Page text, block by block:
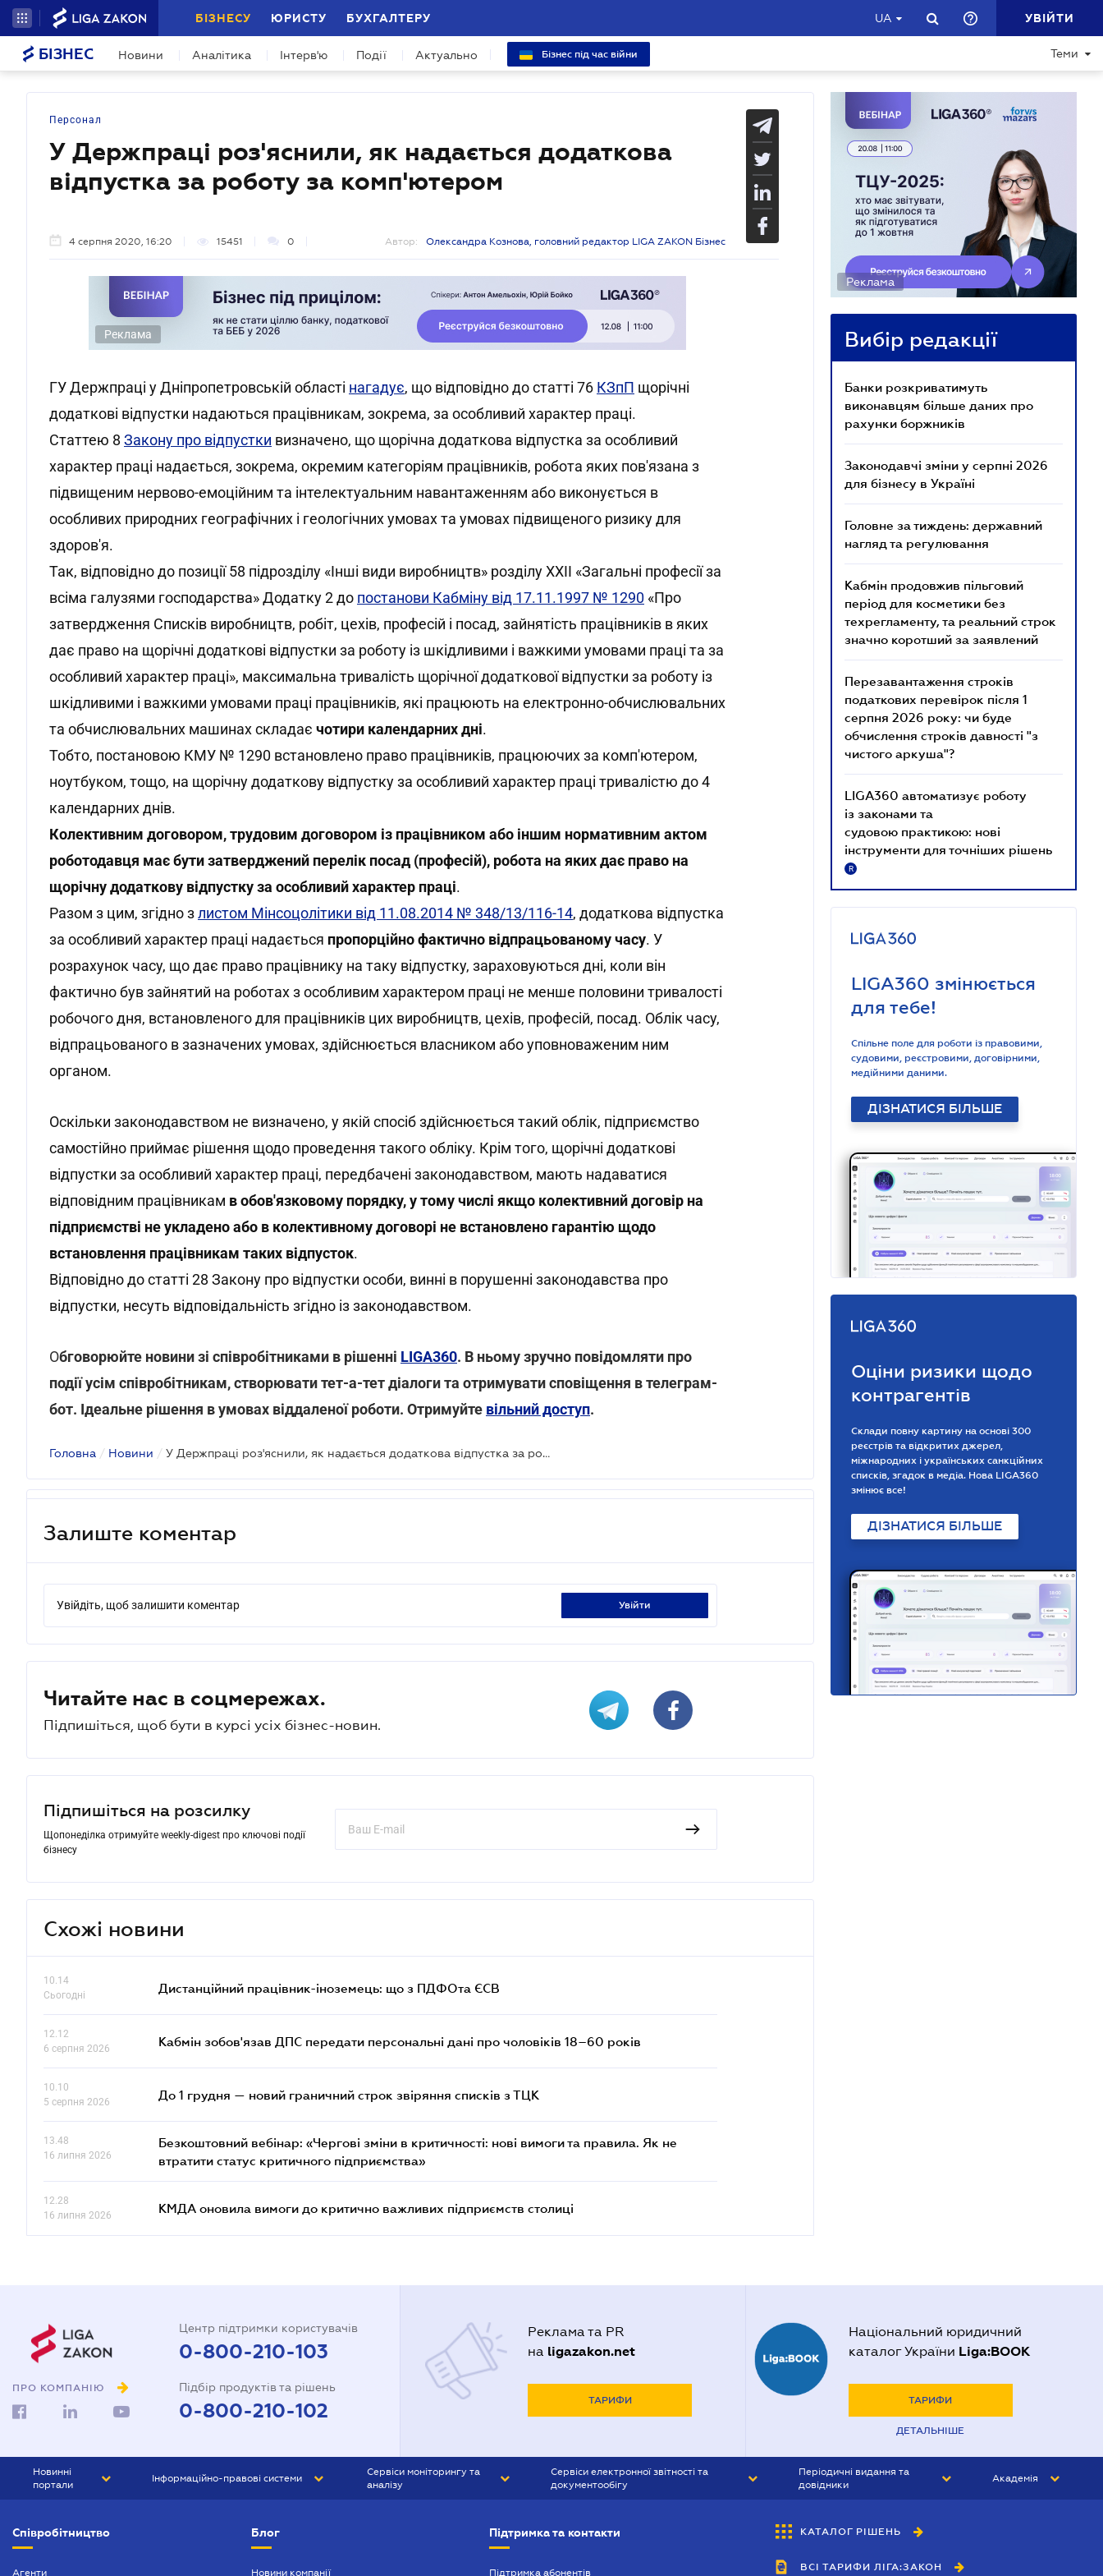
БІЗНЕСУ ЮРИСТУ БУХГАЛТЕРУ UA УВІЙТИ
БІЗНЕС Новини Аналітика Інтерв'ю Події Актуально Бізнес під час війни Теми
Персонал
У Держпраці роз'яснили, як надається додаткова
відпустка за роботу за комп'ютером
4 серпня 2020, 16:20 15451 0 Автор: Олександра Кознова, головний редактор LIGA ZAKON Бізнес
Реклама
ГУ Держпраці у Дніпропетровській області нагадує, що відповідно до статті 76 КЗпП щорічні
додаткові відпустки надаються працівникам, зокрема, за особливий характер праці.
Статтею 8 Закону про відпустки визначено, що щорічна додаткова відпустка за особливий
характер праці надається, зокрема, окремим категоріям працівників, робота яких пов'язана з
підвищеним нервово-емоційним та інтелектуальним навантаженням або виконується в
особливих природних географічних і геологічних умовах та умовах підвищеного ризику для
здоров'я.
Так, відповідно до позиції 58 підрозділу «Інші види виробництв» розділу XXII «Загальні професії за
всіма галузями господарства» Додатку 2 до постанови Кабміну від 17.11.1997 № 1290 «Про
затвердження Списків виробництв, робіт, цехів, професій і посад, зайнятість працівників в яких
дає право на щорічні додаткові відпустки за роботу із шкідливими і важкими умовами праці та за
особливий характер праці», максимальна тривалість щорічної додаткової відпустки за роботу із
шкідливими і важкими умовами праці працівників, які працюють на електронно-обчислювальних
та обчислювальних машинах складає чотири календарних дні.
Тобто, постановою КМУ № 1290 встановлено право працівників, працюючих за комп'ютером,
ноутбуком, тощо, на щорічну додаткову відпустку за особливий характер праці тривалістю до 4
календарних днів.
Колективним договором, трудовим договором із працівником або іншим нормативним актом
роботодавця має бути затверджений перелік посад (професій), робота на яких дає право на
щорічну додаткову відпустку за особливий характер праці.
Разом з цим, згідно злистом Мінсоцолітики від 11.08.2014 № 348/13/116-14, додаткова відпустка
за особливий характер праці надається пропорційно фактично відпрацьованому часу. У
розрахунок часу, що дає право працівнику на таку відпустку, зараховуються дні, коли він
фактично був зайнятий на роботах з особливим характером праці не менше половини тривалості
робочого дня, встановленого для працівників цих виробництв, цехів, професій, посад. Облік часу,
відпрацьованого в зазначених умовах, здійснюється власником або уповноваженим ним
органом.
Оскільки законодавством не визначено, у якій спосіб здійснюється такий облік, підприємство
самостійно приймає рішення щодо проведення такого обліку. Крім того, щорічні додаткові
відпустки за особливий характер праці, передбачені законодавством, мають надаватися
відповідним працівникам в обов'язковому порядку, у тому числі якщо колективний договір на
підприємстві не укладено або в колективному договорі не встановлено гарантію щодо
встановлення працівникам таких відпусток.
Відповідно до статті 28 Закону про відпустки особи, винні в порушенні законодавства про
відпустки, несуть відповідальність згідно із законодавством.
Обговорюйте новини зі співробітниками в рішенні LIGA360. В ньому зручно повідомляти про
події усім співробітникам, створювати тет-а-тет діалоги та отримувати сповіщення в телеграм-
бот. Ідеальне рішення в умовах віддаленої роботи. Отримуйте вільний доступ.
Головна / Новини / У Держпраці роз'яснили, як надається додаткова відпустка за роботу за комп'ютером
Залиште коментар
Увійдіть, щоб залишити коментар увійти
Читайте нас в соцмережах.
Підпишіться, щоб бути в курсі усіх бізнес-новин.
Підпишіться на розсилку
Щопонеділка отримуйте weekly-digest про ключові події
бізнесу
Схожі новини
10.14
Сьогодні
Дистанційний працівник-іноземець: що з ПДФОта ЄСВ
12.12
6 серпня 2026
Кабмін зобов'язав ДПС передати персональні дані про чоловіків 18–60 років
10.10
5 серпня 2026
До 1 грудня — новий граничний строк звіряння списків з ТЦК
13.48
16 липня 2026
Безкоштовний вебінар: «Чергові зміни в критичності: нові вимоги та правила. Як не
втратити статус критичного підприємства»
12.28
16 липня 2026
КМДА оновила вимоги до критично важливих підприємств столиці
Реклама
Вибір редакції
Банки розкриватимуть
виконавцям більше даних про
рахунки боржників
Законодавчі зміни у серпні 2026
для бізнесу в Україні
Головне за тиждень: державний
нагляд та регулювання
Кабмін продовжив пільговий
період для косметики без
техрегламенту, та реальний строк
значно коротший за заявлений
Перезавантаження строків
податкових перевірок після 1
серпня 2026 року: чи буде
обчислення строків давності "з
чистого аркуша"?
LIGA360 автоматизує роботу
із законами та
судовою практикою: нові
інструменти для точніших рішень
R
LIGA360 змінюється
для тебе!
Спільне поле для роботи із правовими,
судовими, реєстровими, договірними,
медійними даними.
ДІЗНАТИСЯ БІЛЬШЕ
Оціни ризики щодо
контрагентів
Склади повну картину на основі 300
реєстрів та відкритих джерел,
міжнародних і українських санкційних
списків, згадок в медіа. Нова LIGA360
змінює все!
ДІЗНАТИСЯ БІЛЬШЕ
ПРО КОМПАНІЮ
Центр підтримки користувачів
0-800-210-103
Підбір продуктів та рішень
0-800-210-102
Реклама та PR
на ligazakon.net
ТАРИФИ
Національний юридичний
каталог України Liga:BOOK
ТАРИФИ
ДЕТАЛЬНІШЕ
Новинні
портали
БІЗНЕС
Інформаційно-правові системи
Сервіси моніторингу та
аналізу
Сервіси електронної звітності та
документообігу
Періодичні видання та
довідники
БУХГАЛТЕР&ЗАКОН
ВІСНИК МСФЗ
Академія
Співробітництво
Агенти
Блог
Новини компанії
Підтримка та контакти
Підтримка абонентів
КАТАЛОГ РІШЕНЬ
ВСІ ТАРИФИ ЛІГА:ЗАКОН